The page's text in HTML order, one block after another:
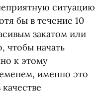
ситуацию
бы в течение 10
закатом или
чтобы начать
к этому
именно это